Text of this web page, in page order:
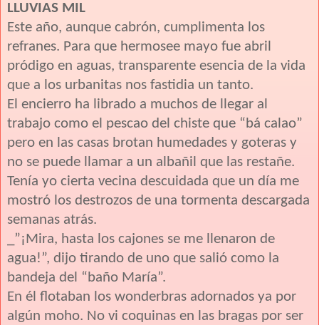
LLUVIAS MIL
Este año, aunque cabrón, cumplimenta los
refranes. Para que hermosee mayo fue abril
pródigo en aguas, transparente esencia de la vida
que a los urbanitas nos fastidia un tanto.
El encierro ha librado a muchos de llegar al
trabajo como el pescao del chiste que “bá calao”
pero en las casas brotan humedades y goteras y
no se puede llamar a un albañil que las restañe.
Tenía yo cierta vecina descuidada que un día me
mostró los destrozos de una tormenta descargada
semanas atrás.
_”¡Mira, hasta los cajones se me llenaron de
agua!”, dijo tirando de uno que salió como la
bandeja del “baño María”.
En él flotaban los wonderbras adornados ya por
algún moho. No vi coquinas en las bragas por ser